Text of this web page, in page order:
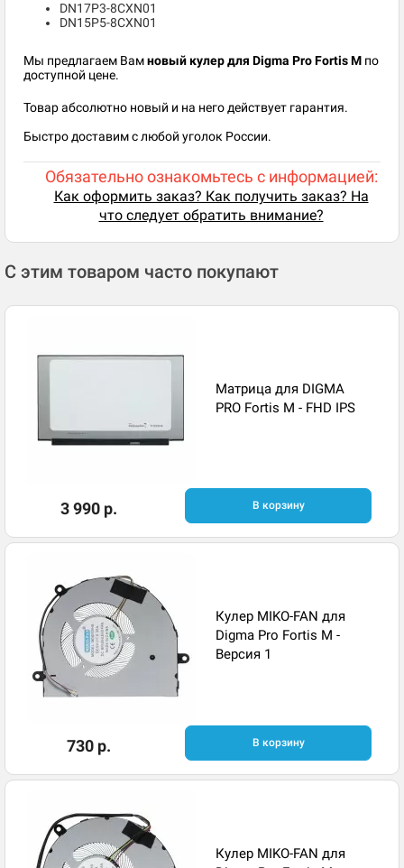
DN17P3-8CXN01
DN15P5-8CXN01
Мы предлагаем Вамновый кулер для Digma Pro Fortis M по
доступной цене.
Товар абсолютно новый и на него действует гарантия.
Быстро доставим с любой уголок России.
Обязательно ознакомьтесь с информацией:
Как оформить заказ? Как получить заказ? На
что следует обратить внимание?
С этим товаром часто покупают
Матрица для DIGMA
PRO Fortis M - FHD IPS
3 990 р. В корзину
Кулер MIKO-FAN для
Digma Pro Fortis M -
Версия 1
730 р. В корзину
Кулер MIKO-FAN для